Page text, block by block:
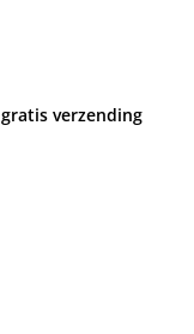
gratis verzending